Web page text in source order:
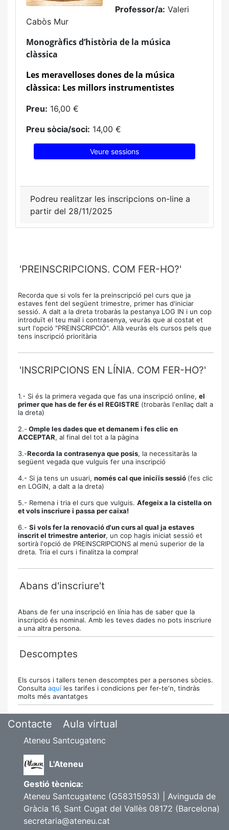
Professor/a: Valeri
Cabòs Mur
Monogràfics d’història de la música
clàssica
Les meravelloses dones de la música
clàssica: Les millors instrumentistes
Preu: 16,00 €
Preu sòcia/soci: 14,00 €
Veure sessions
Podreu realitzar les inscripcions on-line a
partir del 28/11/2025
'PREINSCRIPCIONS. COM FER-HO?'
Recorda que si vols fer la preinscripció pel curs que ja
estaves fent del següent trimestre, primer has d'iniciar
sessió. A dalt a la dreta trobaràs la pestanya LOG IN i un cop
introduït el teu mail i contrasenya, veuràs que al costat et
surt l'opció "PREINSCRIPCIÓ". Allà veuràs els cursos pels que
tens inscripció prioritària
'INSCRIPCIONS EN LÍNIA. COM FER-HO?'
1.- Si és la primera vegada que fas una inscripció online, el
primer que has de fer és el REGISTRE (trobaràs l'enllaç dalt a
la dreta)
2.- Omple les dades que et demanem i fes clic en
ACCEPTAR, al final del tot a la pàgina
3.-Recorda la contrasenya que posis, la necessitaràs la
següent vegada que vulguis fer una inscripció
4.- Si ja tens un usuari, només cal que iniciïs sessió (fes clic
en LOGIN, a dalt a la dreta)
5.- Remena i tria el curs que vulguis. Afegeix a la cistella on
et vols inscriure i passa per caixa!
6.- Si vols fer la renovació d'un curs al qual ja estaves
inscrit el trimestre anterior, un cop hagis iniciat sessió et
sortirà l'opció de PREINSCRIPCIONS al menú superior de la
dreta. Tria el curs i finalitza la compra!
Abans d'inscriure't
Abans de fer una inscripció en línia has de saber que la
inscripció és nominal. Amb les teves dades no pots inscriure
a una altra persona.
Descomptes
Els cursos i tallers tenen descomptes per a persones sòcies.
Consulta aquí les tarifes i condicions per fer-te'n, tindràs
molts més avantatges
Contacte Aula virtual
Ateneu Santcugatenc
L'Ateneu
Gestió tècnica:
Ateneu Santcugatenc (G58315953) | Avinguda de
Gràcia 16, Sant Cugat del Vallès 08172 (Barcelona)
secretaria@ateneu.cat